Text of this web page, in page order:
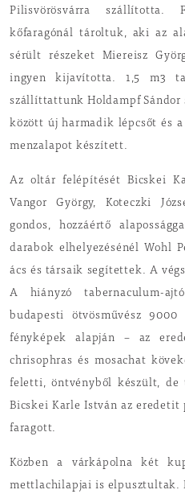
Pilisvörösvárra szállította.
kőfaragónál tároltuk, aki az
sérült részeket Miereisz
ingyen kijavította. 1,5 m3
szállíttattunk Holdampf Sándor
között új harmadik lépcsőt és
menzalapot készített.
Az oltár felépítését Bicskei
Vangor György, Koteczki
gondos, hozzáértő
darabok elhelyezésénél Wohl
ács és társaik segítettek. A
A hiányzó tabernaculum-
budapesti ötvösművész
fényképek alapján – az
chrisophras és mosachat
feletti, öntvényből készült,
Bicskei Karle István az eredetit
faragott.
Közben a várkápolna két
mettlachilapjai is elpusztultak.